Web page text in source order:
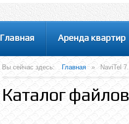
Главная Аренда квартир
Вы сейчас здесь: Главная » NaviTel
Каталог файлов